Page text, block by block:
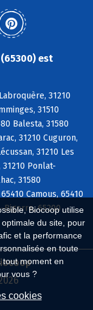
Biocoop utilise
du site, pour
et la performance
en toute
tout moment en
vous ?
cookies
est
31210
31510
Balesta, 31580
31210 Cuguron,
31210 Les
Ponlat-
31580
Camous, 65410
Bigorre, 65200